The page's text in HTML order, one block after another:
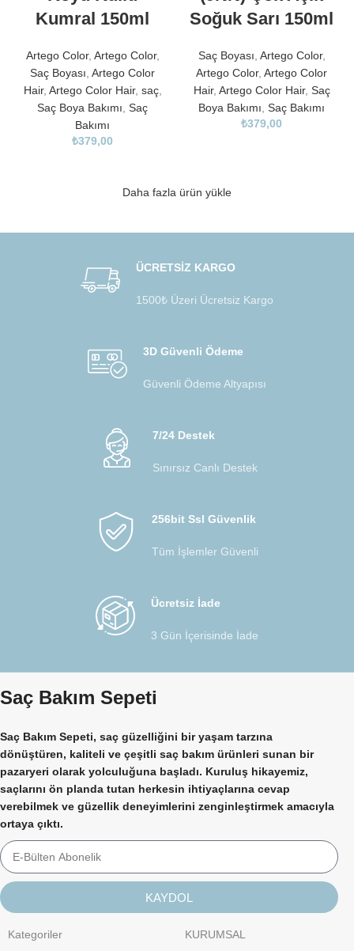
Kumral 150ml
Artego Color, Artego Color,
Saç Boyası Artego Color
Hair, Artego Color Hair, saç,
Saç Boya Bakımı Saç
Bakımı
₺379,00
Soğuk Sarı 150ml
Saç Boyası Artego Color,
Artego Color, Artego Color
Hair, Artego Color Hair, Saç
Boya Bakımı Saç Bakımı
₺379,00
Daha fazla ürün yükle
ÜCRETSİZ KARGO
1500₺ Üzeri Ücretsiz Kargo
3D Güvenli Ödeme
Güvenli Ödeme Altyapısı
7/24 Destek
Sınırsız Canlı Destek
256bit Ssl Güvenlik
Tüm İşlemler Güvenli
Ücretsiz İade
3 Gün İçerisinde İade
Saç Bakım Sepeti
Saç Bakım Sepeti, saç güzelliğini bir yaşam tarzına
dönüştüren, kaliteli ve çeşitli saç bakım ürünleri sunan bir
pazaryeri olarak yolculuğuna başladı. Kuruluş hikayemiz,
saçlarını ön planda tutan herkesin ihtiyaçlarına cevap
verebilmek ve güzellik deneyimlerini zenginleştirmek amacıyla
ortaya çıktı.
KAYDOL
Kategoriler KURUMSAL